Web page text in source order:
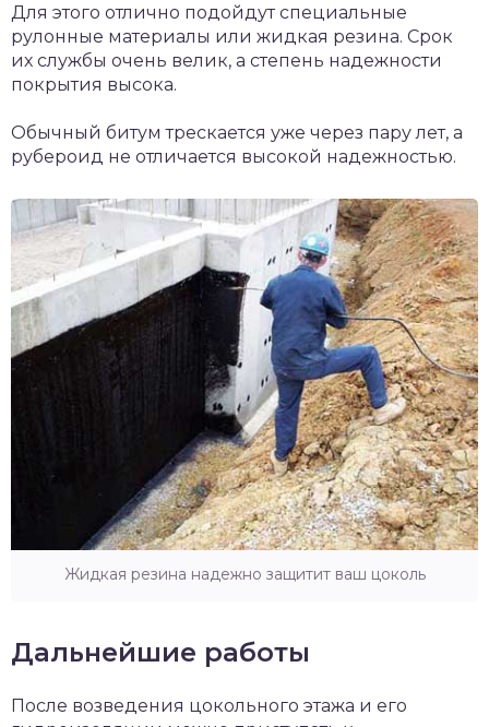
Для этого отлично подойдут специальные
рулонные материалы или жидкая резина. Срок
их службы очень велик, а степень надежности
покрытия высока.
Обычный битум трескается уже через пару лет, а
рубероид не отличается высокой надежностью.
Жидкая резина надежно защитит ваш цоколь
Дальнейшие работы
После возведения цокольного этажа и его